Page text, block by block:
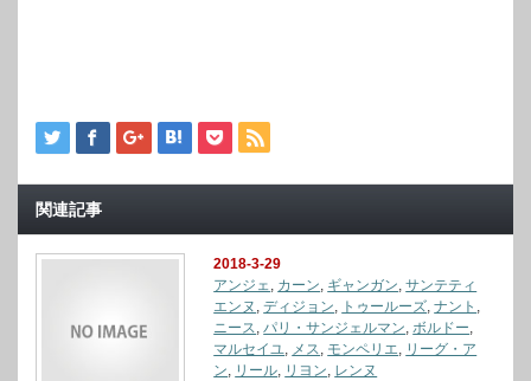
関連記事
2018-3-29
アンジェ
カーン ギャンガン ,サンテティ
エンヌ ,ディジョン トゥールーズ ,ナント
ニース
パリ・サンジェルマン ボルドー
マルセイユ
メス モンペリエ
リーグ・ア
ン
リール リヨン レンヌ